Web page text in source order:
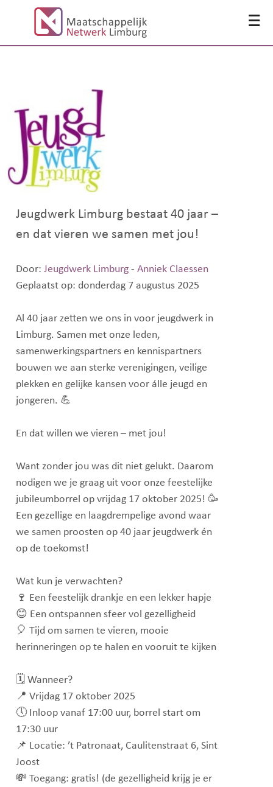
≡
Jeugdwerk Limburg bestaat 40 jaar –
en dat vieren we samen met jou!
Door:Jeugdwerk Limburg-Anniek Claessen
Geplaatst op: donderdag 7 augustus 2025
Al 40 jaar zetten we ons in voor jeugdwerk in
Limburg. Samen met onze leden,
samenwerkingspartners en kennispartners
bouwen we aan sterke verenigingen, veilige
plekken en gelijke kansen voor álle jeugd en
jongeren. 💪
En dat willen we vieren – met jou!
Want zonder jou was dit niet gelukt. Daarom
nodigen we je graag uit voor onze feestelijke
jubileumborrel op vrijdag 17 oktober 2025! 🥳
Een gezellige en laagdrempelige avond waar
we samen proosten op 40 jaar jeugdwerk én
op de toekomst!
Wat kun je verwachten?
🍷 Een feestelijk drankje en een lekker hapje
😊 Een ontspannen sfeer vol gezelligheid
🎈 Tijd om samen te vieren, mooie
herinneringen op te halen en vooruit te kijken
🗓️ Wanneer?
📍 Vrijdag 17 oktober 2025
🕔 Inloop vanaf 17:00 uur, borrel start om
17:30 uur
📌 Locatie: ’t Patronaat, Caulitenstraat 6, Sint
Joost
💸 Toegang: gratis! (de gezelligheid krijg je er